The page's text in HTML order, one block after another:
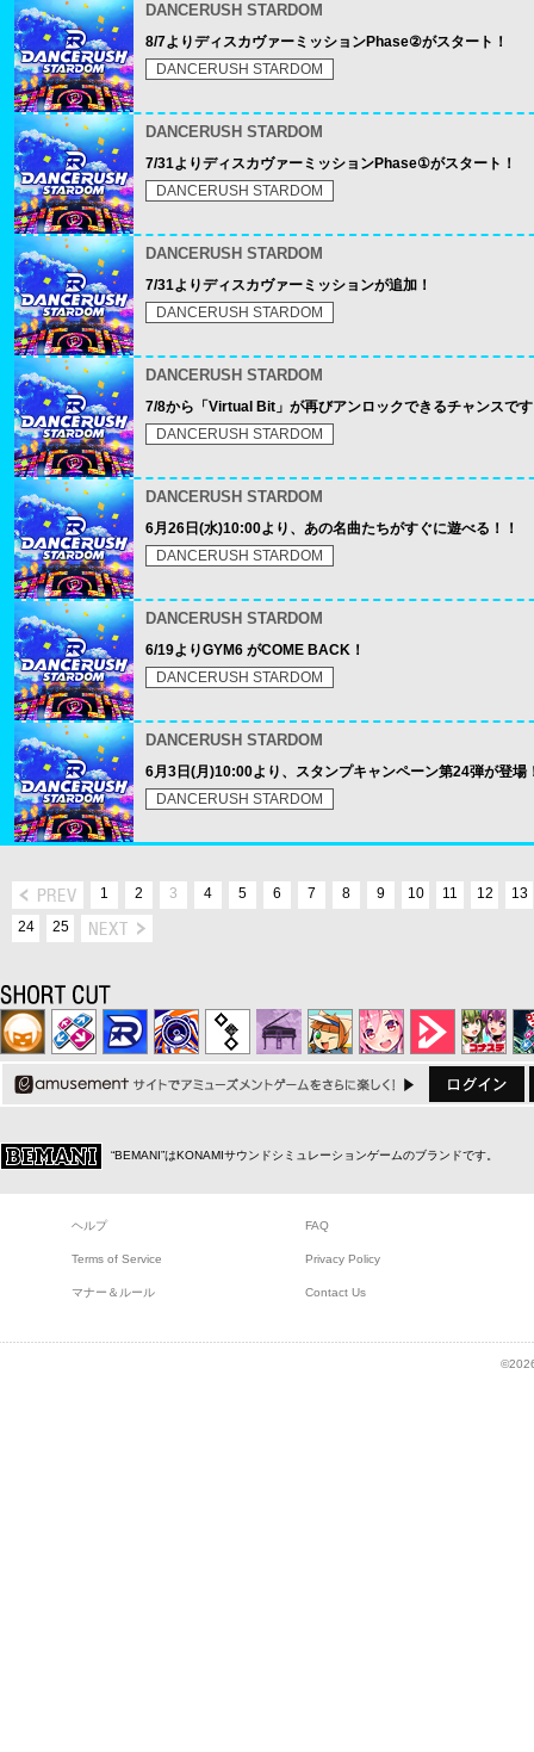
DANCERUSH STARDOM
8/7よりディスカヴァーミッションPhase②がスタート！
DANCERUSH STARDOM
DANCERUSH STARDOM
7/31よりディスカヴァーミッションPhase①がスタート！
DANCERUSH STARDOM
DANCERUSH STARDOM
7/31よりディスカヴァーミッションが追加！
DANCERUSH STARDOM
DANCERUSH STARDOM
7/8から「Virtual Bit」が再びアンロックできるチャンスで
DANCERUSH STARDOM
DANCERUSH STARDOM
6月26日(水)10:00より、あの名曲たちがすぐに遊べる！！
DANCERUSH STARDOM
DANCERUSH STARDOM
6/19よりGYM6 がCOME BACK！
DANCERUSH STARDOM
DANCERUSH STARDOM
6月3日(月)10:00より、スタンプキャンペーン第24弾が登場
DANCERUSH STARDOM
1 2 3 4 5 6 7 8 9 10 11 12
13
24
25
“BEMANI”はKONAMIサウンドシミュレーションゲームのブランドです。
ヘルプ FAQ
Terms of Service Privacy Policy
マナー＆ルール Contact Us